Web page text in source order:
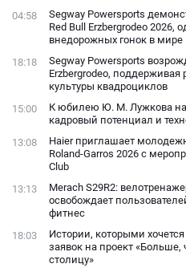
04:58
Segway Powersports
Red Bull Erzbergrodeo
внедорожных гонок в мире
18:18
Segway Powersports
Erzbergrodeo, поддерживая
культуры квадроциклов
15:00
К юбилею Ю. М. Лужкова на
кадровый потенциал и
13:08
Haier приглашает
Roland-Garros 2026 с
Club
13:13
Merach S29R2:
освобождает
фитнес
18:03
Истории, которыми
заявок на проект
столицу»